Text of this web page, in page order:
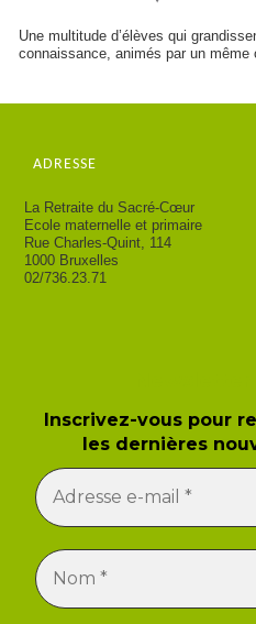
Une multitude d’élèves qui
connaissance, animés par un
ADRESSE
La Retraite du Sacré-Cœur
Ecole maternelle et primaire
Rue Charles-Quint, 114
1000 Bruxelles
02/736.23.71
Inscrivez-vous pour
les dernières